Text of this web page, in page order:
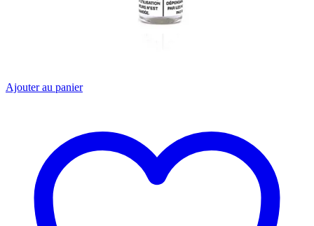
Ajouter au panier